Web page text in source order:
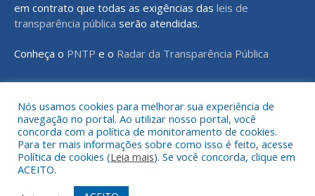
em contrato que todas as exigências das leis de
transparência pública serão atendidas.
Conheça o PNTP e o Radar da Transparência Pública
Todos os direitos reservados a Prefeitura Municipal de Rondon do
Pará
Mapa do Site
Acessar o Webmail
Nós usamos cookies para melhorar sua experiência de
navegação no portal. Ao utilizar nosso portal, você
concorda com a política de monitoramento de cookies.
Para ter mais informações sobre como isso é feito, acesse
Política de cookies (Leia mais). Se você concorda, clique em
ACEITO.